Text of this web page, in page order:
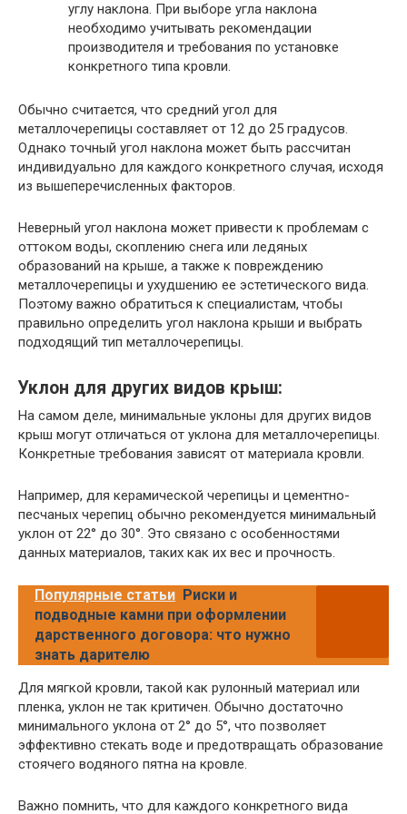
углу наклона. При выборе угла наклона
необходимо учитывать рекомендации
производителя и требования по установке
конкретного типа кровли.
Обычно считается, что средний угол для
металлочерепицы составляет от 12 до 25 градусов.
Однако точный угол наклона может быть рассчитан
индивидуально для каждого конкретного случая, исходя
из вышеперечисленных факторов.
Неверный угол наклона может привести к проблемам с
оттоком воды, скоплению снега или ледяных
образований на крыше, а также к повреждению
металлочерепицы и ухудшению ее эстетического вида.
Поэтому важно обратиться к специалистам, чтобы
правильно определить угол наклона крыши и выбрать
подходящий тип металлочерепицы.
Уклон для других видов крыш:
На самом деле, минимальные уклоны для других видов
крыш могут отличаться от уклона для металлочерепицы.
Конкретные требования зависят от материала кровли.
Например, для керамической черепицы и цементно-
песчаных черепиц обычно рекомендуется минимальный
уклон от 22° до 30°. Это связано с особенностями
данных материалов, таких как их вес и прочность.
Популярные статьи Риски и
подводные камни при оформлении
дарственного договора: что нужно
знать дарителю
Для мягкой кровли, такой как рулонный материал или
пленка, уклон не так критичен. Обычно достаточно
минимального уклона от 2° до 5°, что позволяет
эффективно стекать воде и предотвращать образование
стоячего водяного пятна на кровле.
Важно помнить, что для каждого конкретного вида